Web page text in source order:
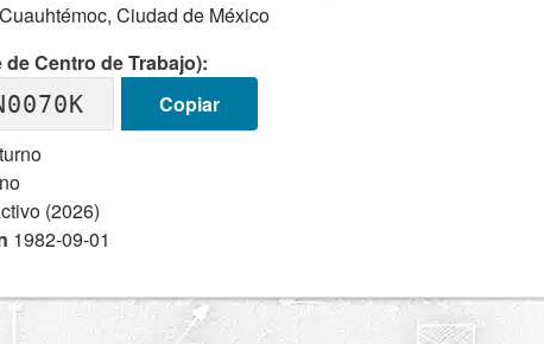
Cuauhtémoc, Ciudad de México
de Centro de Trabajo):
Copiar
(2026)
1982-09-01